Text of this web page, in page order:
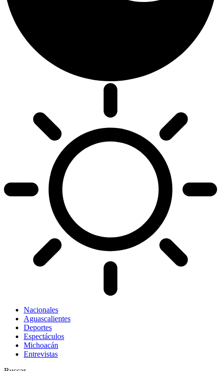
Nacionales
Aguascalientes
Deportes
Espectáculos
Michoacán
Entrevistas